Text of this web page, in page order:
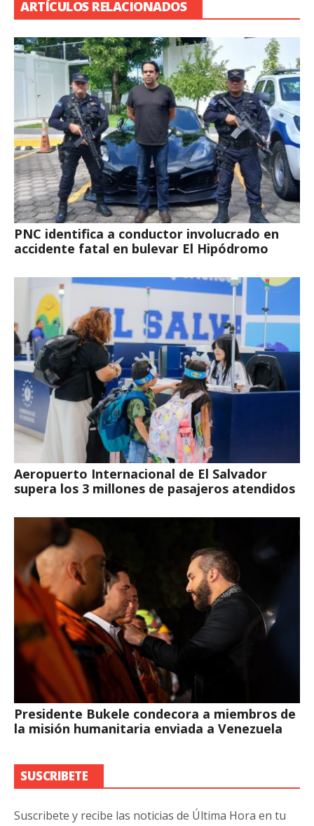
ARTÍCULOS RELACIONADOS
PNC identifica a conductor involucrado en
accidente fatal en bulevar El Hipódromo
Aeropuerto Internacional de El Salvador
supera los 3 millones de pasajeros atendidos
Presidente Bukele condecora a miembros de
la misión humanitaria enviada a Venezuela
SUSCRIBETE
Suscribete y recibe las noticias de Última Hora en tu